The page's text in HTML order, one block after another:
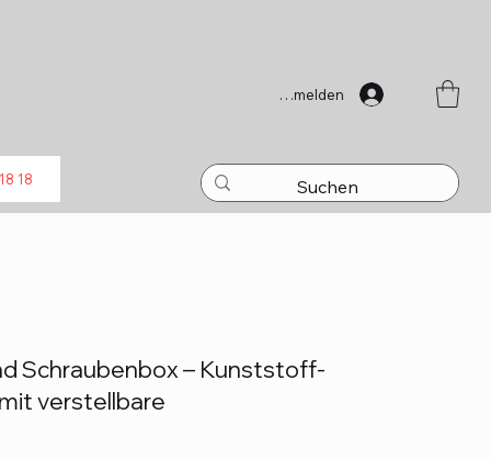
18
Anmelden
Schraubenbox – Kunststoff-
verstellbare